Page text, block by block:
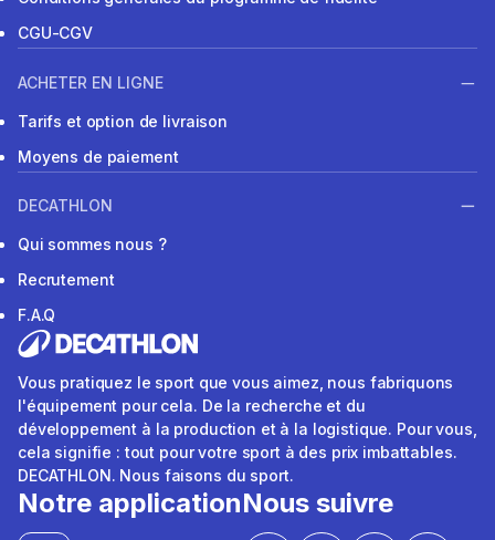
CGU-CGV
ACHETER EN LIGNE
Tarifs et option de livraison
Moyens de paiement
DECATHLON
Qui sommes nous ?
Recrutement
F.A.Q
Vous pratiquez le sport que vous aimez, nous fabriquons
l'équipement pour cela. De la recherche et du
développement à la production et à la logistique. Pour vous,
cela signifie : tout pour votre sport à des prix imbattables.
DECATHLON. Nous faisons du sport.
Notre applicationNous suivre